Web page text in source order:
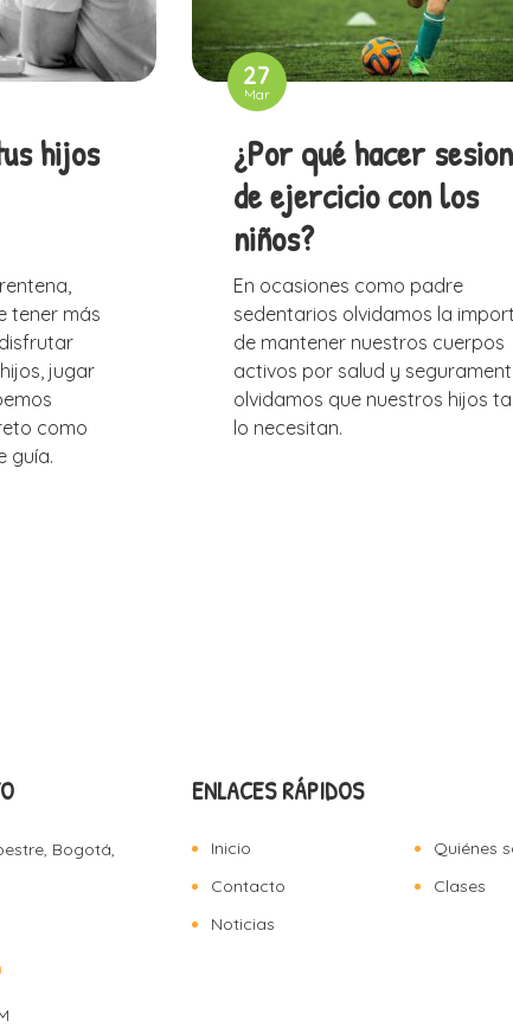
hijos
tener más
jugar
como
guía.
27
Mar
¿Por qué hacer
de ejercicio con los
niños?
En ocasiones como padre
sedentarios olvidamos la
de mantener nuestros cuerpos
activos por salud y
olvidamos que nuestros hijos
lo necesitan.
Bogotá,
ENLACES RÁPIDOS
Inicio
Quiénes
Contacto
Clases
Noticias